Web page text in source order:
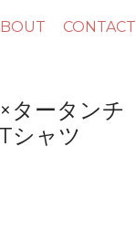
CONTACT
タータンチ
シャツ